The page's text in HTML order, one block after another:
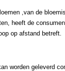
,van de
heeft de
op afstand betreft.
worden geleverd